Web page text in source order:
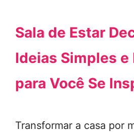
Sala de Estar
Ideias Simples e
para Você Se
Transformar a casa por